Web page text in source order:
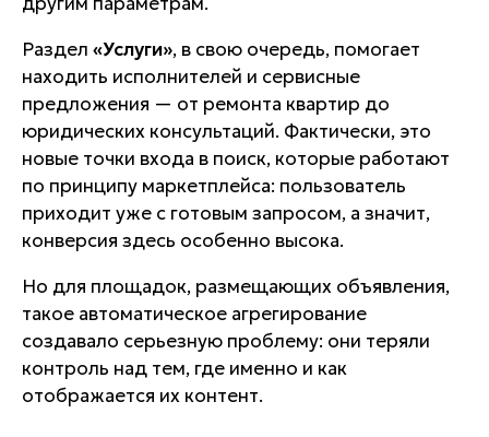
Раздел «Услуги», в свою очередь, помогает
находить исполнителей и сервисные
предложения — от ремонта квартир до
юридических консультаций. Фактически, это
новые точки входа в поиск, которые работают
по принципу маркетплейса: пользователь
приходит уже с готовым запросом, а значит,
конверсия здесь особенно высока.
Но для площадок, размещающих объявления,
такое автоматическое агрегирование
создавало серьезную проблему: они теряли
контроль над тем, где именно и как
отображается их контент.